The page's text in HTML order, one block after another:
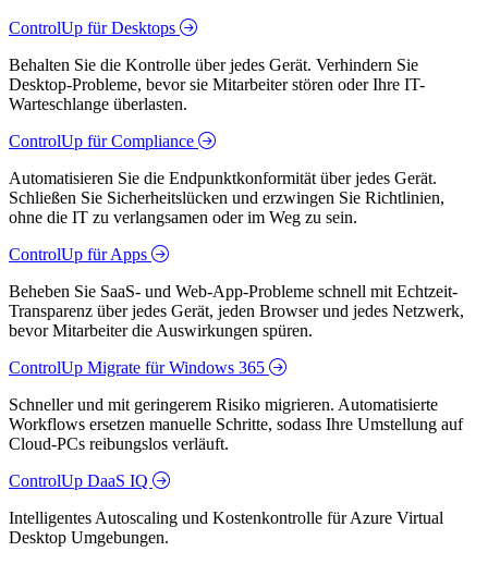
ControlUp für Desktops
Behalten Sie die Kontrolle über jedes Gerät. Verhindern Sie
Desktop-Probleme, bevor sie Mitarbeiter stören oder Ihre IT-
Warteschlange überlasten.
ControlUp für Compliance
Automatisieren Sie die Endpunktkonformität über jedes Gerät.
Schließen Sie Sicherheitslücken und erzwingen Sie Richtlinien,
ohne die IT zu verlangsamen oder im Weg zu sein.
ControlUp für Apps
Beheben Sie SaaS- und Web-App-Probleme schnell mit Echtzeit-
Transparenz über jedes Gerät, jeden Browser und jedes Netzwerk,
bevor Mitarbeiter die Auswirkungen spüren.
ControlUp Migrate für Windows 365
Schneller und mit geringerem Risiko migrieren. Automatisierte
Workflows ersetzen manuelle Schritte, sodass Ihre Umstellung auf
Cloud-PCs reibungslos verläuft.
ControlUp DaaS IQ
Intelligentes Autoscaling und Kostenkontrolle für Azure Virtual
Desktop Umgebungen.